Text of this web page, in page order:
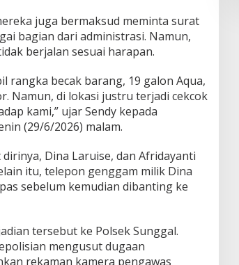
juga bermaksud meminta surat
bagian dari administrasi. Namun,
berjalan sesuai harapan.
rangka becak barang, 19 galon Aqua,
Namun, di lokasi justru terjadi cekcok
kami,” ujar Sendy kepada
(29/6/2026) malam.
Dina Laruise, dan Afridayanti
itu, telepon genggam milik Dina
sebelum kemudian dibanting ke
tersebut ke Polsek Sunggal.
mengusut dugaan
rekaman kamera pengawas